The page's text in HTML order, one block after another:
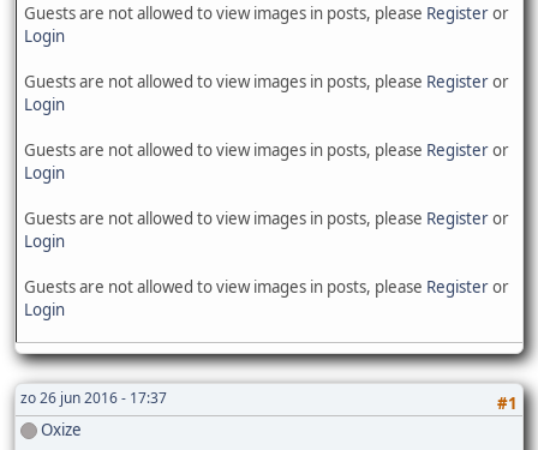
Guests are not allowed to view images in posts, please Registeror
Login
Guests are not allowed to view images in posts, please Registeror
Login
Guests are not allowed to view images in posts, please Registeror
Login
Guests are not allowed to view images in posts, please Registeror
Login
Guests are not allowed to view images in posts, please Registeror
Login
zo 26 jun 2016 - 17:37
#1
Oxize